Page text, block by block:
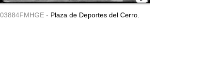
03884FMHGE - Plaza de Deportes del Cerro.